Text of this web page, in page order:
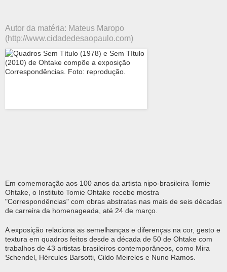
Autor da matéria: Mateus Maropo
(http://www.cidadedesaopaulo.com)
Em comemoração aos 100 anos da artista nipo-brasileira Tomie
Ohtake, o Instituto Tomie Ohtake recebe mostra
"Correspondências" com obras abstratas nas mais de seis décadas
de carreira da homenageada, até 24 de março.
A exposição relaciona as semelhanças e diferenças na cor, gesto e
textura em quadros feitos desde a década de 50 de Ohtake com
trabalhos de 43 artistas brasileiros contemporâneos, como Mira
Schendel, Hércules Barsotti, Cildo Meireles e Nuno Ramos.